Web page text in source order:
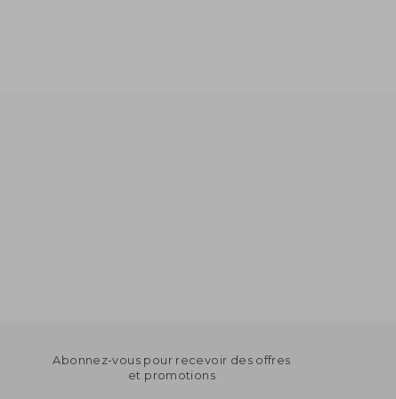
Abonnez-vous pour recevoir des offres
et promotions